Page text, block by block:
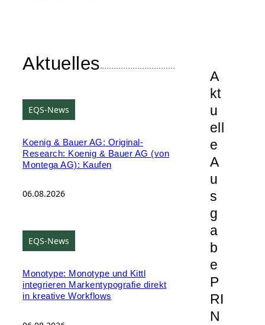
Aktuelles
EQS-News
Koenig & Bauer AG: Original-
Research: Koenig & Bauer AG (von
Montega AG): Kaufen
06.08.2026
EQS-News
Monotype: Monotype und Kittl
integrieren Markentypografie direkt
in kreative Workflows
A
kt
u
ell
e
A
u
s
g
a
b
e
P
RI
N